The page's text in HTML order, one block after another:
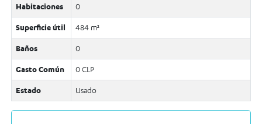
Habitaciones 0
Superficie útil 484 m²
Baños 0
Gasto Común 0 CLP
Estado Usado